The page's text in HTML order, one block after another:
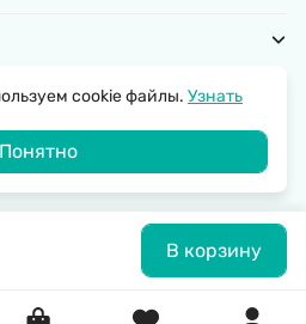
В корзину
данных
cookie файлы. Узнать
Понятно